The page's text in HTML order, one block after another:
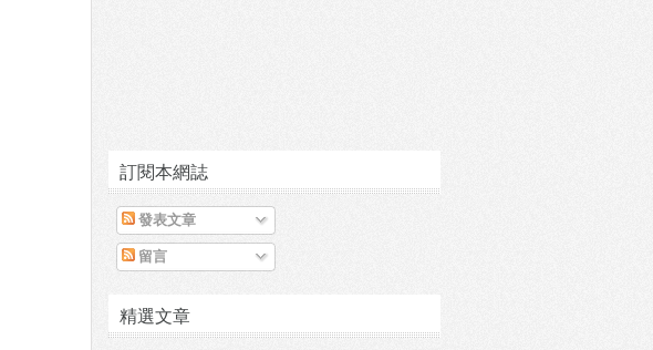
訂閱本網誌
發表文章
留言
精選文章